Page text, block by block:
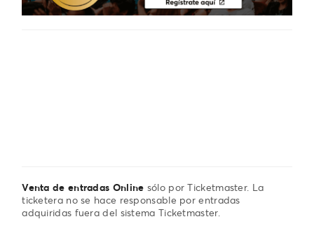
Venta de entradas Online sólo por Ticketmaster. La
ticketera no se hace responsable por entradas
adquiridas fuera del sistema Ticketmaster.